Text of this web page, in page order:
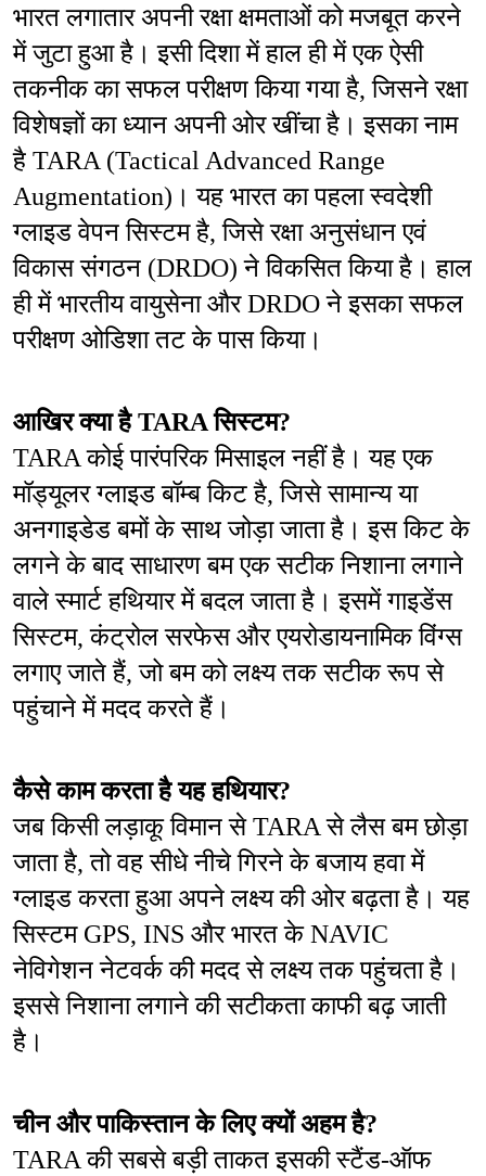
भारत लगातार अपनी रक्षा क्षमताओं को मजबूत करने
में जुटा हुआ है। इसी दिशा में हाल ही में एक ऐसी
तकनीक का सफल परीक्षण किया गया है, जिसने रक्षा
विशेषज्ञों का ध्यान अपनी ओर खींचा है। इसका नाम
है TARA (Tactical Advanced Range
Augmentation)। यह भारत का पहला स्वदेशी
ग्लाइड वेपन सिस्टम है, जिसे रक्षा अनुसंधान एवं
विकास संगठन (DRDO) ने विकसित किया है। हाल
ही में भारतीय वायुसेना और DRDO ने इसका सफल
परीक्षण ओडिशा तट के पास किया।
आखिर क्या है TARA सिस्टम?
TARA कोई पारंपरिक मिसाइल नहीं है। यह एक
मॉड्यूलर ग्लाइड बॉम्ब किट है, जिसे सामान्य या
अनगाइडेड बमों के साथ जोड़ा जाता है। इस किट के
लगने के बाद साधारण बम एक सटीक निशाना लगाने
वाले स्मार्ट हथियार में बदल जाता है। इसमें गाइडेंस
सिस्टम, कंट्रोल सरफेस और एयरोडायनामिक विंग्स
लगाए जाते हैं, जो बम को लक्ष्य तक सटीक रूप से
पहुंचाने में मदद करते हैं।
कैसे काम करता है यह हथियार?
जब किसी लड़ाकू विमान से TARA से लैस बम छोड़ा
जाता है, तो वह सीधे नीचे गिरने के बजाय हवा में
ग्लाइड करता हुआ अपने लक्ष्य की ओर बढ़ता है। यह
सिस्टम GPS, INS और भारत के NAVIC
नेविगेशन नेटवर्क की मदद से लक्ष्य तक पहुंचता है।
इससे निशाना लगाने की सटीकता काफी बढ़ जाती
है।
चीन और पाकिस्तान के लिए क्यों अहम है?
TARA की सबसे बड़ी ताकत इसकी स्टैंड-ऑफ